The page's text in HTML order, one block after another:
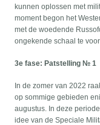
kunnen oplossen met
moment begon het
met de woedende
ongekende schaal te
3e fase: Patstelling № 1
In de zomer van 2022
op sommige gebieden
augustus. In deze
idee van de Speciale